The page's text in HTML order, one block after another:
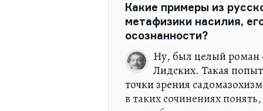
Какие примеры из
метафизики насилия,
осознанности?
Ну, был целый роман
Лидских. Такая
точки зрения
в таких сочинениях